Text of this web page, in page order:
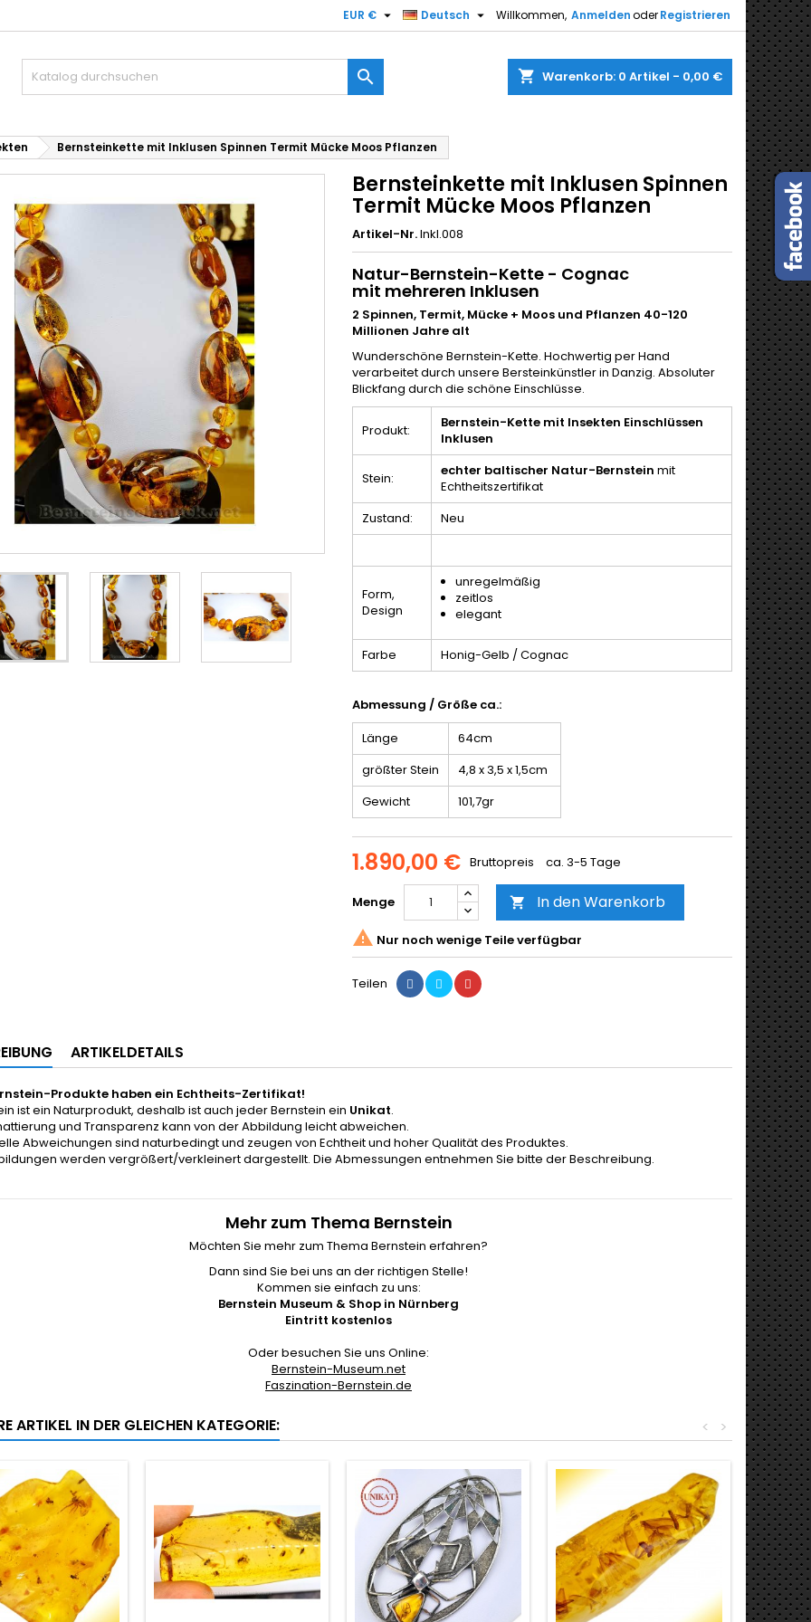
Willkommen, AnmeldenoderRegistrieren
Deutsch 
EUR € 
shopping_cart Warenkorb: 0 Artikel - 0,00 €

Bernsteinkette mit Inklusen Spinnen Termit Mücke Moos Pflanzen
Bernsteinkette mit Inklusen Spinnen
Termit Mücke Moos Pflanzen
Artikel-Nr.Inkl.008
Natur-Bernstein-Kette - Cognac
mit mehreren Inklusen
2 Spinnen, Termit, Mücke + Moos und Pflanzen 40-120
Millionen Jahre alt
Wunderschöne Bernstein-Kette. Hochwertig per Hand
verarbeitet durch unsere Bersteinkünstler in Danzig. Absoluter
Blickfang durch die schöne Einschlüsse.
Produkt:
Bernstein-Kette mit Insekten Einschlüssen
Inklusen
Stein: echter baltischer Natur-Bernstein mit
Echtheitszertifikat
Zustand:
Neu
Form,
Design
unregelmäßig
zeitlos
elegant
Farbe Honig-Gelb / Cognac
Abmessung / Größe ca.:
Länge
64cm
größter Stein
4,8 x 3,5 x 1,5cm
Gewicht
101,7gr
1.890,00 € Bruttopreis ca. 3-5 Tage
Menge  In den Warenkorb
 Nur noch wenige Teile verfügbar
Teilen
ARTIKELDETAILS
Produkte haben ein Echtheits-Zertifikat!
ist ein Naturprodukt, deshalb ist auch jeder Bernstein ein Unikat.
und Transparenz kann von der Abbildung leicht abweichen.
Abweichungen sind naturbedingt und zeugen von Echtheit und hoher Qualität des Produktes.
werden vergrößert/verkleinert dargestellt. Die Abmessungen entnehmen Sie bitte der Beschreibung.
Mehr zum Thema Bernstein
Möchten Sie mehr zum Thema Bernstein erfahren?
Dann sind Sie bei uns an der richtigen Stelle!
Kommen sie einfach zu uns:
Bernstein Museum & Shop in Nürnberg
Eintritt kostenlos
Oder besuchen Sie uns Online:
Bernstein-Museum.net
Faszination-Bernstein.de
ARTIKEL IN DER GLEICHEN KATEGORIE: >
<